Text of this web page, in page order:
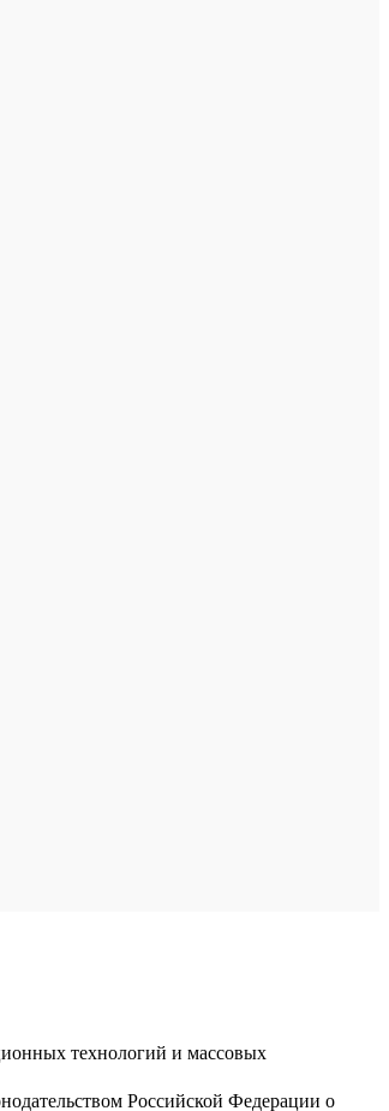
технологий и массовых
Российской Федерации о